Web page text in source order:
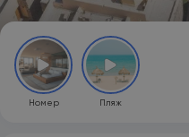
Номер Пляж